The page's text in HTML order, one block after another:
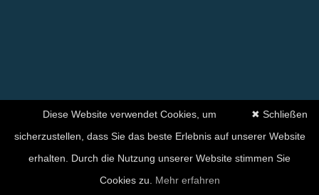
✖ Schließen
Diese Website verwendet Cookies, um
sicherzustellen, dass Sie das beste Erlebnis auf unserer Website
erhalten. Durch die Nutzung unserer Website stimmen Sie
Cookies zu. Mehr erfahren